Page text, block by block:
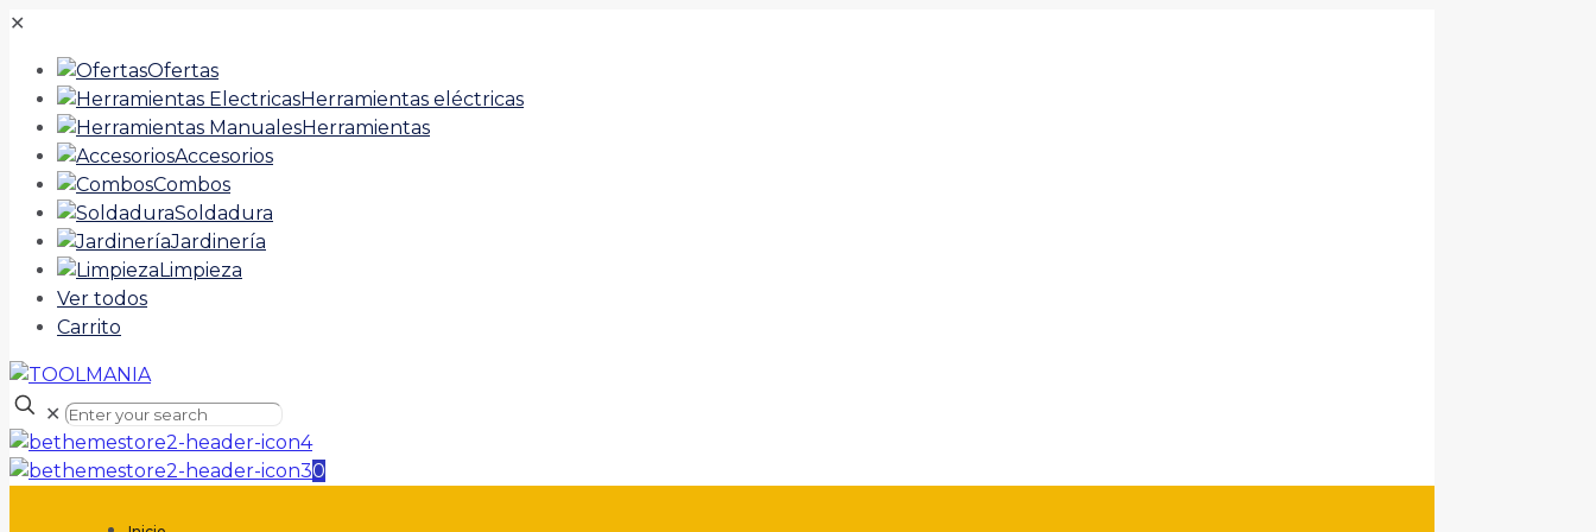
✕
Ofertas
Herramientas eléctricas
Herramientas
Accesorios
Combos
Soldadura
Jardinería
Limpieza
Ver todos
Carrito
✕
0